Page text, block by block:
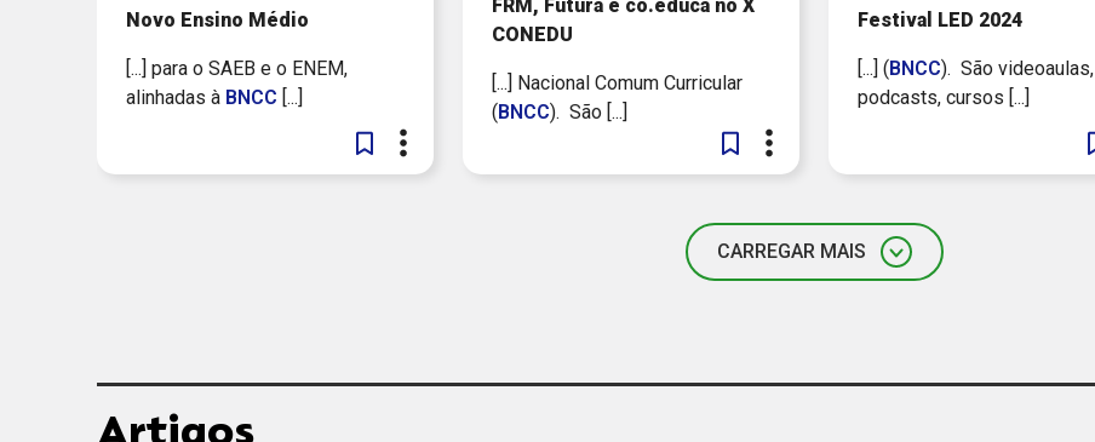
Novo Ensino Médio
[...] para o SAEB e o ENEM,
alinhadas à BNCC [...]
FRM, Futura e co.educa no X
CONEDU
[...] Nacional Comum Curricular
(BNCC). São [...]
Festival LED 2024
[...] (BNCC). São videoaulas,
podcasts, cursos [...]
CARREGAR MAIS
Artigos